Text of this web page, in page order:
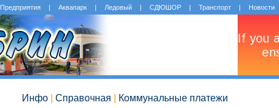
Предприятия | Аквапарк | Ледовый | СДЮШОР | Транспорт | Новости
Инфо Справочная Коммунальные платежи